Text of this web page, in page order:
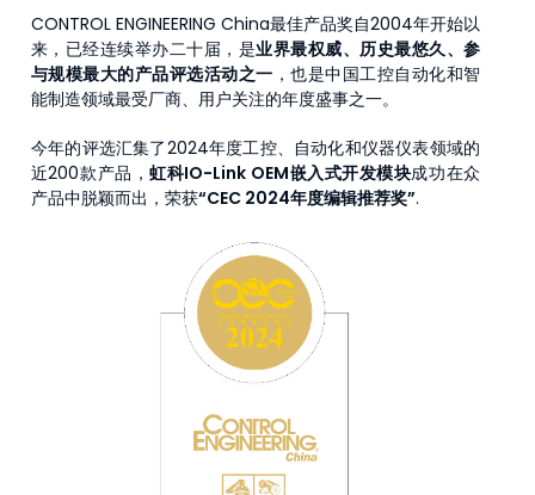
CONTROL ENGINEERING China最佳产品奖自2004年开始以
来，已经连续举办二十届，是业界最权威、历史最悠久、参
与规模最大的产品评选活动之一 ，也是中国工控自动化和智
能制造领域最受厂商、用户关注的年度盛事之一。
今年的评选汇集了2024年度工控、自动化和仪器仪表领域的
近200款产品，虹科IO-Link OEM嵌入式开发模块成功在众
产品中脱颖而出，荣获“CEC 2024年度编辑推荐奖”.